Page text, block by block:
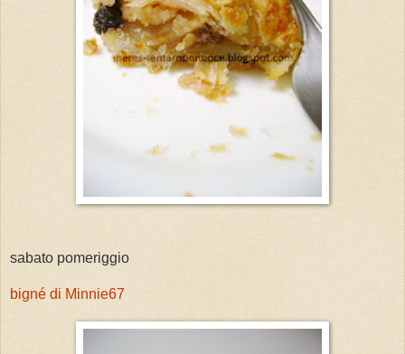
sabato pomeriggio
bigné di Minnie67